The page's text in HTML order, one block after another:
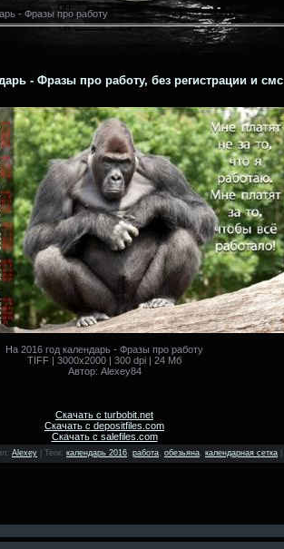
- Фразы про работу
- Фразы про работу, без регистрации и смс
На 2016 год календарь - Фразы про работу
TIFF | 3000x2000 | 300 dpi | 24 Мб
Автор: Alexey84
Скачать с turbobit.net
Скачать с depositfiles.com
Скачать с salefiles.com
: Alexey Теги: календарь 2016, работа, обезьяна, календарная сетка